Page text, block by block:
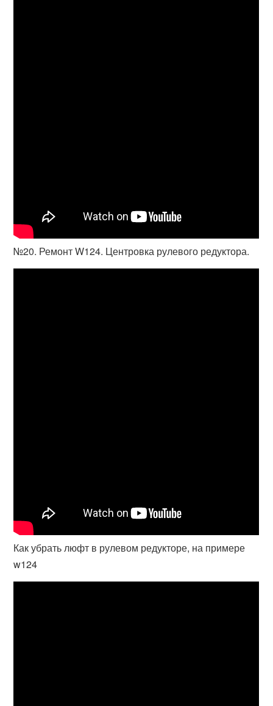
№20. Ремонт W124. Центровка рулевого редуктора.
Как убрать люфт в рулевом редукторе, на примере
w124